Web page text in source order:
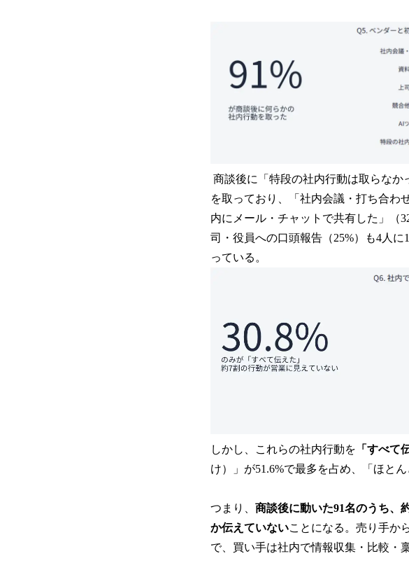
商談後に「特段の社内行動は取らなか
を取っており、「社内会議・打ち合わ
内にメール・チャットで共有した」（
司・役員への口頭報告（25%）も4人
っている。
しかし、これらの社内行動を 「すべて
け）」が51.6%で最多を占め、「ほと
つまり、 商談後に動いた91名のうち、
か伝えていないことになる。売り手か
で、買い手は社内で情報収集・比較・